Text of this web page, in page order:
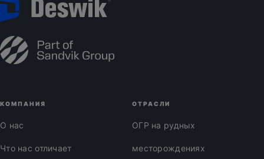
КОМПАНИЯ
О нас
Что нас отличает
ОТРАСЛИ
ОГР на рудных
месторождениях